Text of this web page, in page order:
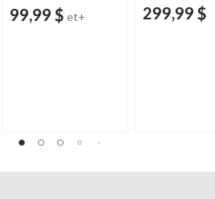
99,99 $ et+ 299,99 $